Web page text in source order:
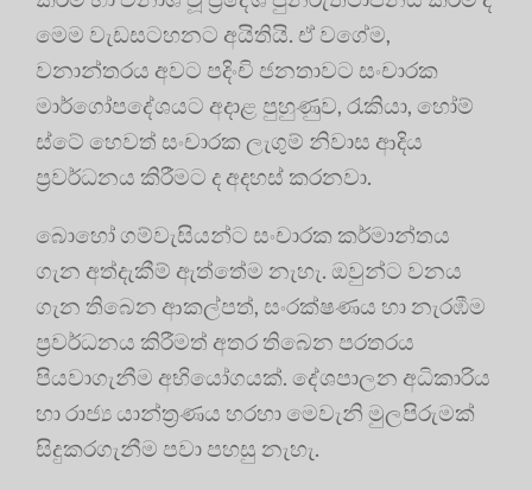
මෙම වැඩසටහනට අයිතියි. ඒ වගේම,
වනාන්තරය අවට පදිංචි ජනතාවට සංචාරක
මාර්ගෝපදේශයට අදාළ පුහුණුව, රැකියා, හෝම්
ස්ටේ හෙවත් සංචාරක ලැගුම් නිවාස ආදිය
ප්‍රවර්ධනය කිරීමට ද අදහස් කරනවා.
බොහෝ ගම්වැසියන්ට සංචාරක කර්මාන්තය
ගැන අත්දැකීම් ඇත්තේම නැහැ. ඔවුන්ට වනය
ගැන තිබෙන ආකල්පත්, සංරක්ෂණය හා නැරඹීම
ප්‍රවර්ධනය කිරීමත් අතර තිබෙන පරතරය
පියවාගැනීම අභියෝගයක්. දේශපාලන අධිකාරිය
හා රාජ්‍ය යාන්ත්‍රණය හරහා මෙවැනි මුලපිරුමක්
සිදුකරගැනීම පවා පහසු නැහැ.